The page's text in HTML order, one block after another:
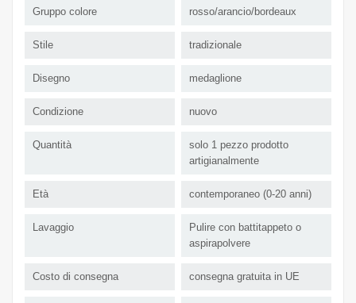
Gruppo colore rosso/arancio/bordeaux
Stile tradizionale
Disegno medaglione
Condizione nuovo
Quantità
solo 1 pezzo prodotto
artigianalmente
Età contemporaneo (0-20 anni)
Lavaggio
Pulire con battitappeto o
aspirapolvere
Costo di consegna consegna gratuita in UE